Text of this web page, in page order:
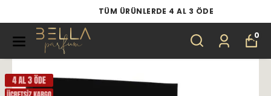
TÜM ÜRÜNLERDE 4 AL 3 ÖDE
0